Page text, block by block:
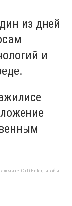
из дней
и
Ctrl+Enter, чтобы